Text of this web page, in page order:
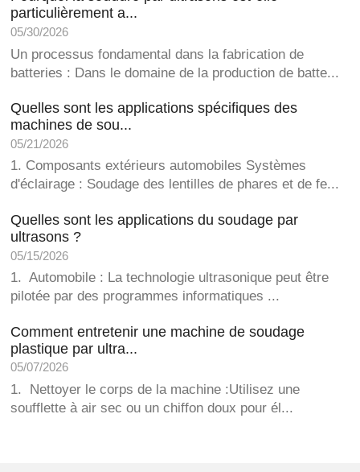
particulièrement a...
05/30/2026
Un processus fondamental dans la fabrication de
batteries : Dans le domaine de la production de batte...
Quelles sont les applications spécifiques des
machines de sou...
05/21/2026
1. Composants extérieurs automobiles Systèmes
d'éclairage : Soudage des lentilles de phares et de fe...
Quelles sont les applications du soudage par
ultrasons ?
05/15/2026
1. Automobile : La technologie ultrasonique peut être
pilotée par des programmes informatiques ...
Comment entretenir une machine de soudage
plastique par ultra...
05/07/2026
1. Nettoyer le corps de la machine :Utilisez une
soufflette à air sec ou un chiffon doux pour él...